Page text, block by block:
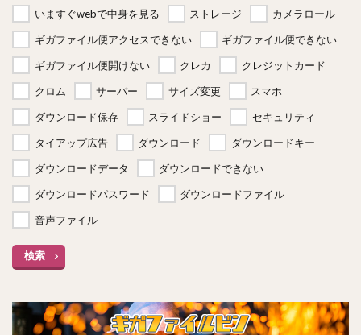
いますぐwebで中身を見る
ストレージ
カメラロール
ギガファイル便アクセスできない
ギガファイル便できない
ギガファイル便開けない
クレカ
クレジットカード
クロム
サーバー サイズ変更
スマホ
ダウンロード保存
スライドショー
セキュリティ
タイアップ広告
ダウンロード
ダウンロードキー
ダウンロードデータ
ダウンロードできない
ダウンロードパスワード
ダウンロードファイル
音声ファイル
検索